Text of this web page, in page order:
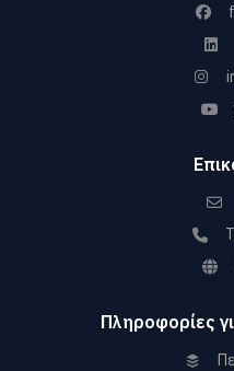
Πληροφορίες